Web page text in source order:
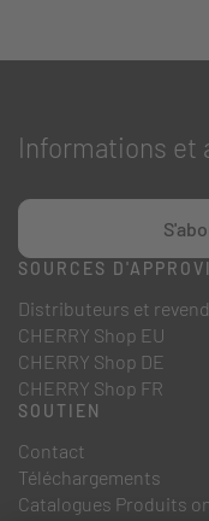
Informations et
SOURCES
Distributeurs et
CHERRY Shop EU
CHERRY Shop DE
CHERRY Shop FR
SOUTIEN
Contact
Téléchargements
Catalogues Produits